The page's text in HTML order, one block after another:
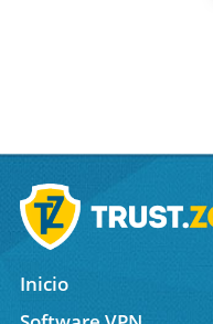
Inicio